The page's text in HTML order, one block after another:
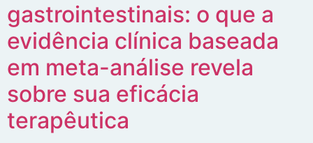
gastrointestinais: o que a
evidência clínica baseada
em meta-análise revela
sobre sua eficácia
terapêutica